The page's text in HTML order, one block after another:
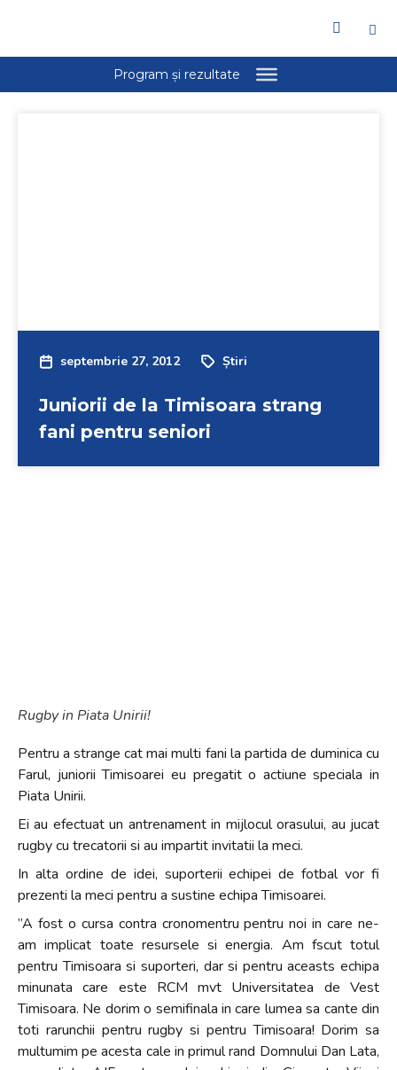
septembrie 27, 2012 Știri
Juniorii de la Timisoara strang
fani pentru seniori
Rugby in Piata Unirii!
Pentru a strange cat mai multi fani la partida de duminica cu
Farul, juniorii Timisoarei eu pregatit o actiune speciala in
Piata Unirii.
Ei au efectuat un antrenament in mijlocul orasului, au jucat
rugby cu trecatorii si au impartit invitatii la meci.
In alta ordine de idei, suporterii echipei de fotbal vor fi
prezenti la meci pentru a sustine echipa Timisoarei.
”A fost o cursa contra cronomentru pentru noi in care ne-
am implicat toate resursele si energia. Am fscut totul
pentru Timisoara si suporteri, dar si pentru aceasts echipa
minunata care este RCM mvt Universitatea de Vest
Timisoara. Ne dorim o semifinala in care lumea sa cante din
toti rarunchii pentru rugby si pentru Timisoara! Dorim sa
multumim pe acesta cale in primul rand Domnului Dan Lata,